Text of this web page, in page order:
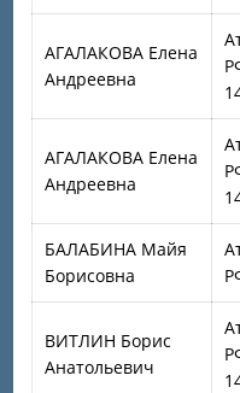
АГАЛАКОВА Елена
Андреевна
АГАЛАКОВА Елена
Андреевна
БАЛАБИНА Майя
Борисовна
ВИТЛИН Борис
Анатольевич